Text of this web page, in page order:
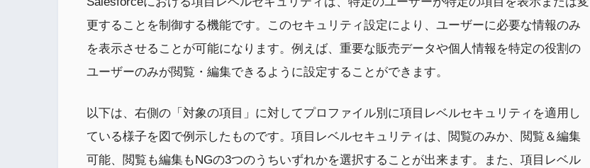
更することを制御する機能です。このセキュリティ設定により、ユーザーに必要な情報のみ
を表示させることが可能になります。例えば、重要な販売データや個人情報を特定の役割の
ユーザーのみが閲覧・編集できるように設定することができます。
以下は、右側の「対象の項目」に対してプロファイル別に項目レベルセキュリティを適用し
ている様子を図で例示したものです。項目レベルセキュリティは、閲覧のみか、閲覧＆編集
可能、閲覧も編集もNGの3つのうちいずれかを選択することが出来ます。また、項目レベル